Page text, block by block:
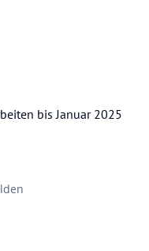
bis Januar 2025